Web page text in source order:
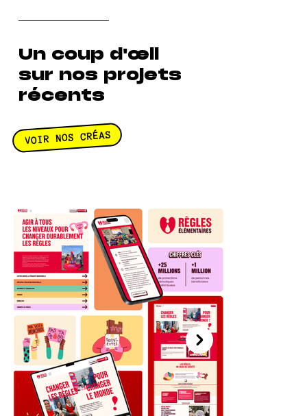
Un coup d'œil
sur nos projets
récents
VOIR NOS CRÉAS